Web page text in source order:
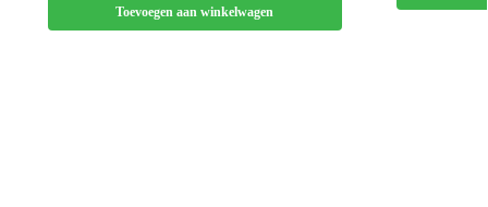
Toevoegen aan winkelwagen